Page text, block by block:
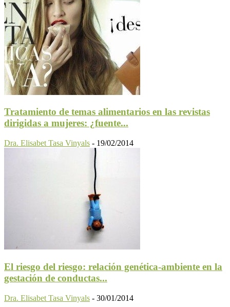
Tratamiento de temas alimentarios en las revistas
dirigidas a mujeres: ¿fuente...
Dra. Elisabet Tasa Vinyals - 19/02/2014
El riesgo del riesgo: relación genética-ambiente en la
gestación de conductas...
Dra. Elisabet Tasa Vinyals - 30/01/2014